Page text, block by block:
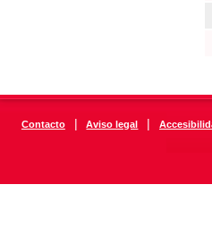
Contacto | Aviso legal |